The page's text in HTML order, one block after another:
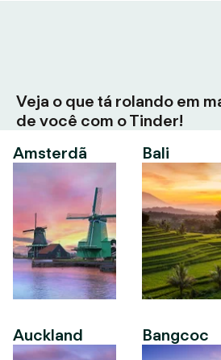
Veja o que tá rolando em
de você com o Tinder!
Amsterdã
Auckland
Bali
Bangcoc